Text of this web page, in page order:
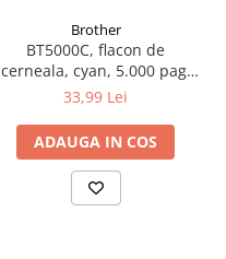
Brother
BT5000C, flacon de
cerneala, cyan, 5.000 pag,
Ink Benefit DCP-
33,99 Lei
ADAUGA IN COS